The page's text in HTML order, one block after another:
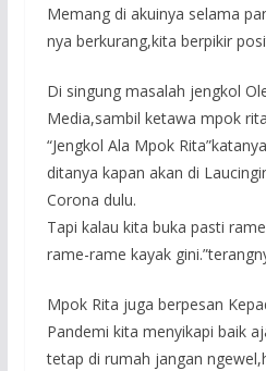
Memang di akuinya selama
nya berkurang,kita berpikir
Di singung masalah jengkol
Media,sambil ketawa mpok
“Jengkol Ala Mpok
ditanya kapan akan di
Corona dulu.
Tapi kalau kita buka pasti
rame-rame kayak
Mpok Rita juga berpesan
Pandemi kita menyikapi baik
tetap di rumah jangan